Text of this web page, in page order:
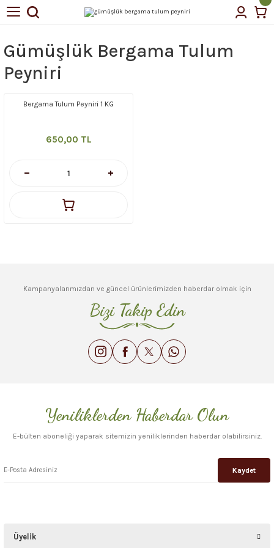
Geri Dön
Geri Dön
Yağı
Gümüşlük Bergama Tulum
Peyniri
Bergama Tulum Peyniri 1 KG
650,00 TL
Kampanyalarımızdan ve güncel ürünlerimizden haberdar olmak için
Bizi Takip Edin
Yeniliklerden Haberdar Olun
E-bülten aboneliği yaparak sitemizin yeniliklerinden haberdar olabilirsiniz.
Kaydet
Üyelik